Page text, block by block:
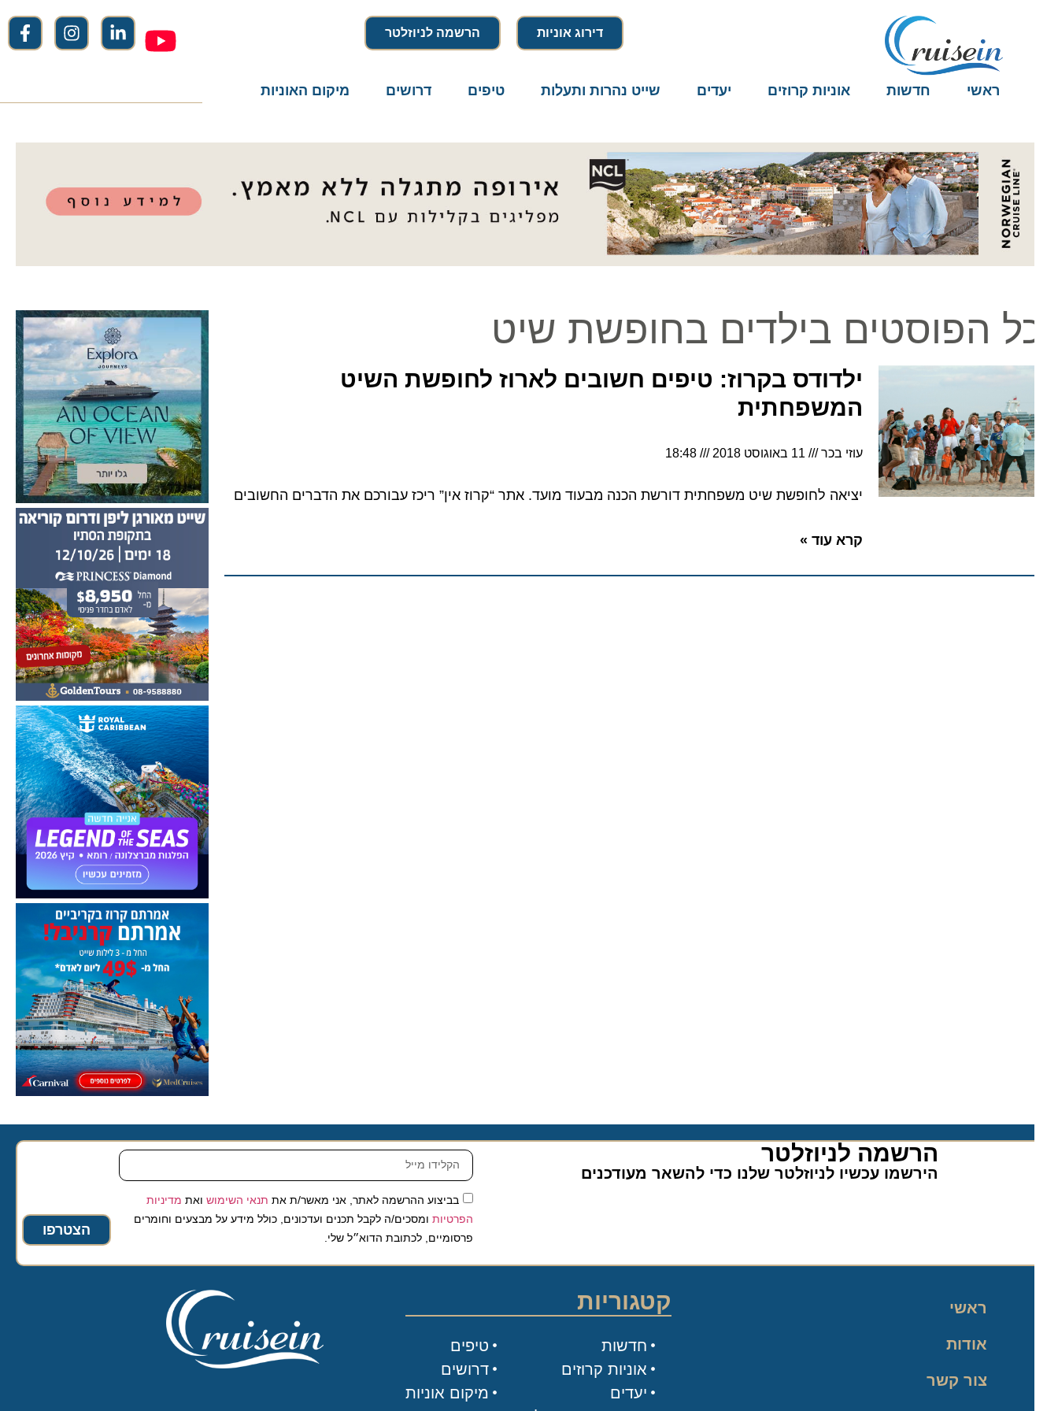
הרשמה לניוזלטר דירוג אוניות
ראשי חדשות אוניות קרוזים יעדים שייט נהרות ותעלות טיפים דרושים מיקום האוניות
הפוסטים בילדים בחופשת שיט
ילדודס בקרוז: טיפים חשובים לארוז לחופשת השיט
המשפחתית
עוזי בכר 11 באוגוסט 2018 18:48
יציאה לחופשת שיט משפחתית דורשת הכנה מבעוד מועד. אתר “קרוז אין” ריכז עבורכם את הדברים החשובים
קרא עוד »
הרשמה לניוזלטר​
הירשמו עכשיו לניוזלטר שלנו כדי להשאר מעודכנים
בביצוע ההרשמה לאתר, אני מאשר/ת אתתנאי השימושואת מדיניות
הפרטיותומסכים/ה לקבל תכנים ועדכונים, כולל מידע על מבצעים וחומרים
פרסומיים, לכתובת הדוא״ל שלי.
הצטרפו
קטגוריות
טיפים
דרושים
מיקום אוניות
חדשות
אוניות קרוזים
יעדים
ראשי
אודות
צור קשר